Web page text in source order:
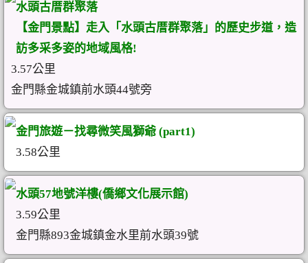
水頭古厝群聚落
【金門景點】走入「水頭古厝群聚落」的歷史步道，造
訪多采多姿的地域風格!
3.57公里
金門縣金城鎮前水頭44號旁
金門旅遊－找尋微笑風獅爺 (part1)
3.58公里
水頭57地號洋樓(僑鄉文化展示館)
3.59公里
金門縣893金城鎮金水里前水頭39號